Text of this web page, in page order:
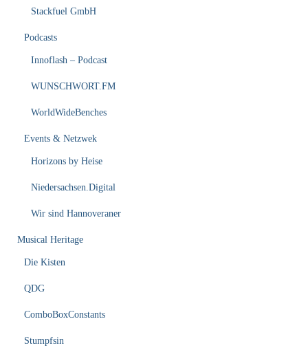
Stackfuel GmbH
Podcasts
Innoflash – Podcast
WUNSCHWORT.FM
WorldWideBenches
Events & Netzwek
Horizons by Heise
Niedersachsen.Digital
Wir sind Hannoveraner
Musical Heritage
Die Kisten
QDG
ComboBoxConstants
Stumpfsin